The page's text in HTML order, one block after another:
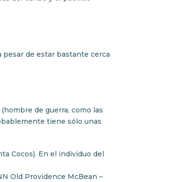
pesar de estar bastante cerca
(hombre de guerra, como las
tiene sólo unas
Cocos). En el individuo del
Old Providence McBean –